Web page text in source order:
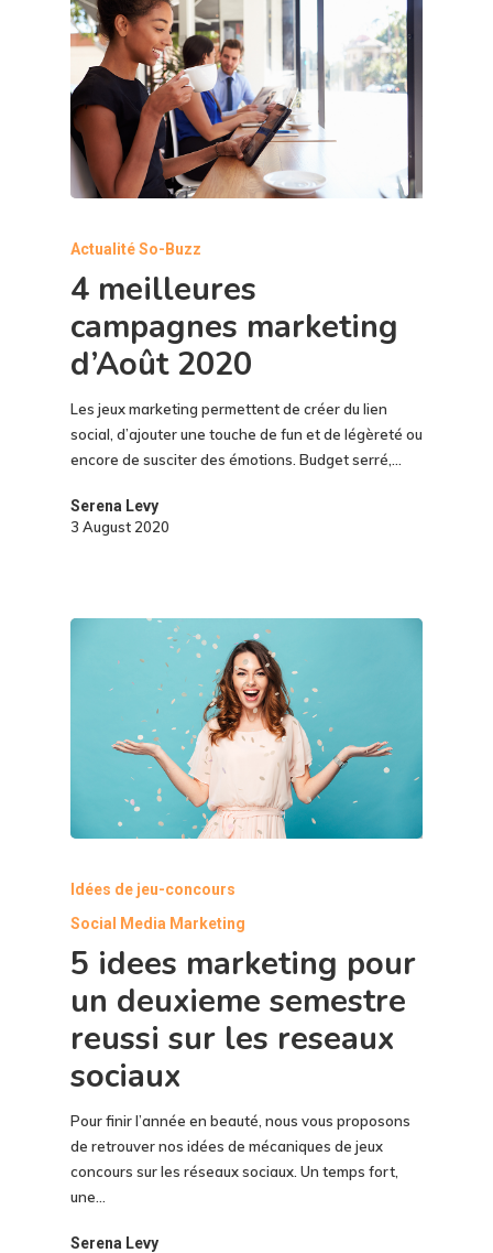
Actualité So-Buzz
4 meilleures
campagnes marketing
d’Août 2020
Les jeux marketing permettent de créer du lien
social, d’ajouter une touche de fun et de légèreté ou
encore de susciter des émotions. Budget serré,…
Serena Levy
3 August 2020
Idées de jeu-concours
Social Media Marketing
5 idees marketing pour
un deuxieme semestre
reussi sur les reseaux
sociaux
Pour finir l’année en beauté, nous vous proposons
de retrouver nos idées de mécaniques de jeux
concours sur les réseaux sociaux. Un temps fort,
une…
Serena Levy